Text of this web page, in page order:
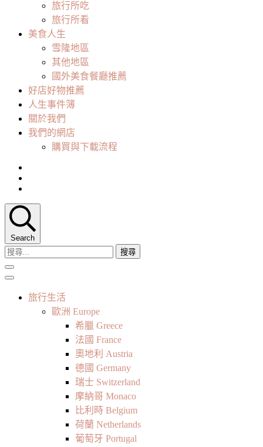
旅行所吃
旅行所看
美食人生
雪隆地區
其他地區
國外美食餐廳推薦
好店好物推薦
人生事件簿
關於我們
我們的網店
購買與下載流程
Search
搜
尋
關
旅行生活
歐洲 Europe
希臘 Greece
法國 France
奧地利 Austria
德國 Germany
瑞士 Switzerland
摩納哥 Monaco
比利時 Belgium
荷蘭 Netherlands
葡萄牙 Portugal